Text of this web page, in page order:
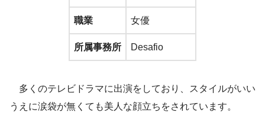
職業 女優
所属事務所 Desafio
多くのテレビドラマに出演をしており、スタイルがいい
うえに涙袋が無くても美人な顔立ちをされています。